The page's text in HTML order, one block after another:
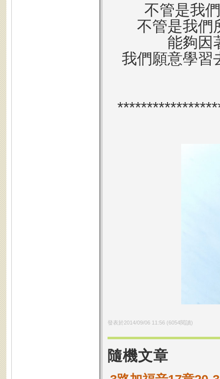
不管是我
不管是我們
能夠因
我們願意學習
發表於2014/09/06 11:56(6054閱讀)
隨機文章